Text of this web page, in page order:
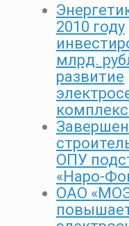
2010 году
млрд.
развитие
ОПУ
«Наро-
ОАО